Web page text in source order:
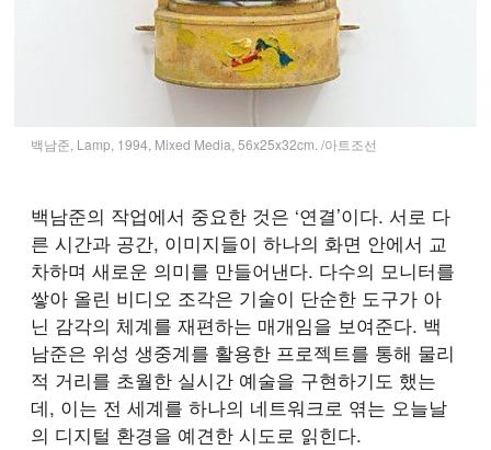
백남준, Lamp, 1994, Mixed Media, 56x25x32cm. /아트조선
백남준의 작업에서 중요한 것은 ‘연결’이다. 서로 다
른 시간과 공간, 이미지들이 하나의 화면 안에서 교
차하며 새로운 의미를 만들어낸다. 다수의 모니터를
쌓아 올린 비디오 조각은 기술이 단순한 도구가 아
닌 감각의 체계를 재편하는 매개임을 보여준다. 백
남준은 위성 생중계를 활용한 프로젝트를 통해 물리
적 거리를 초월한 실시간 예술을 구현하기도 했는
데, 이는 전 세계를 하나의 네트워크로 엮는 오늘날
의 디지털 환경을 예견한 시도로 읽힌다.